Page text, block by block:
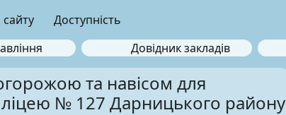
сайту Доступність
Довідник закладів
та навісом для
ліцею № 127 Дарницького району